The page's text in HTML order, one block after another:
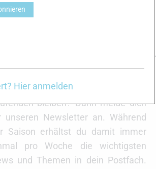
einfach Email an
gerne beantworten.
ski.de Newsletter Anmeldung
willst immer aktuell auf dem
bleiben? Dann melde dich
unseren Newsletter an. Während
Saison erhältst du damit immer
pro Woche die wichtigsten
und Themen in dein Postfach.
Hier anmelden